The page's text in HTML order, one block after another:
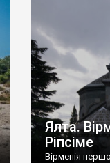
називаються
виробляє
легке біле і
Ялта.
Ріпсіме
Вірменія